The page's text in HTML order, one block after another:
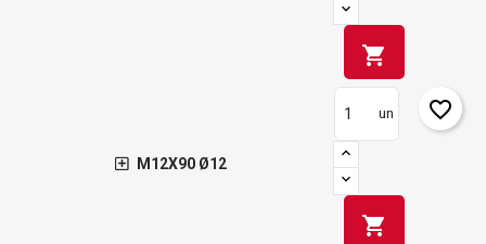
shopping_cart
M12X90 Ø12
un
shopping_cart
favorite_border